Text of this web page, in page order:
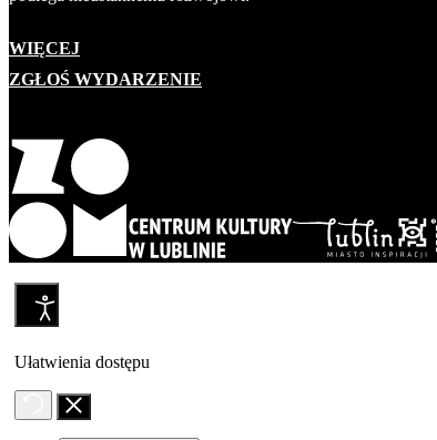
WIĘCEJ
ZGŁOŚ WYDARZENIE
Ułatwienia dostępu